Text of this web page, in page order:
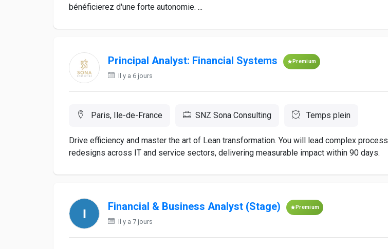
bénéficierez d'une forte autonomie. ...
Principal Analyst: Financial Systems Premium
Il y a 6 jours
Paris, Ile-de-France SNZ Sona Consulting Temps plein
Drive efficiency and master the art of Lean transformation. You will lead complex process
redesigns across IT and service sectors, delivering measurable impact within 90 days.
Financial & Business Analyst (Stage) Premium
Il y a 7 jours